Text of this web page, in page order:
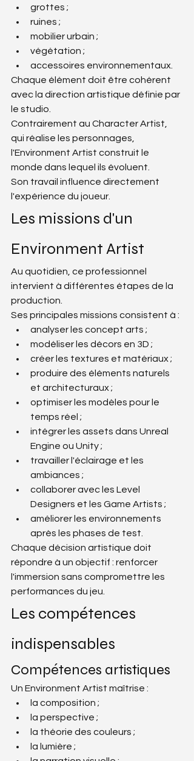
grottes ;
ruines ;
mobilier urbain ;
végétation ;
accessoires environnementaux.
Chaque élément doit être cohérent
avec la direction artistique définie par
le studio.
Contrairement au Character Artist,
qui réalise les personnages,
l'Environment Artist construit le
monde dans lequel ils évoluent.
Son travail influence directement
l'expérience du joueur.
Les missions d'un
Environment Artist
Au quotidien, ce professionnel
intervient à différentes étapes de la
production.
Ses principales missions consistent à :
analyser les concept arts ;
modéliser les décors en 3D ;
créer les textures et matériaux ;
produire des éléments naturels
et architecturaux ;
optimiser les modèles pour le
temps réel ;
intégrer les assets dans Unreal
Engine ou Unity ;
travailler l'éclairage et les
ambiances ;
collaborer avec les Level
Designers et les Game Artists ;
améliorer les environnements
après les phases de test.
Chaque décision artistique doit
répondre à un objectif : renforcer
l'immersion sans compromettre les
performances du jeu.
Les compétences
indispensables
Compétences artistiques
Un Environment Artist maîtrise :
la composition ;
la perspective ;
la théorie des couleurs ;
la lumière ;